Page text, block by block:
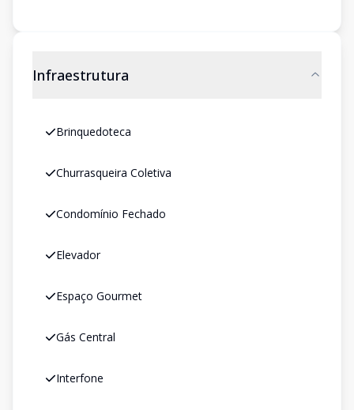
Infraestrutura
Brinquedoteca
Churrasqueira Coletiva
Condomínio Fechado
Elevador
Espaço Gourmet
Gás Central
Interfone